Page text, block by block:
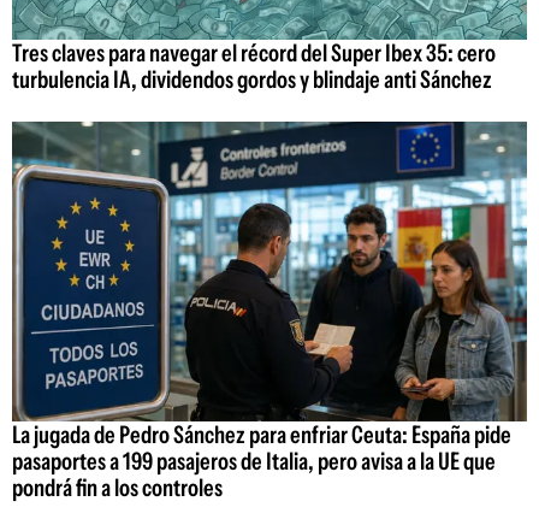
Tres claves para navegar el récord del Super Ibex 35: cero
turbulencia IA, dividendos gordos y blindaje anti Sánchez
La jugada de Pedro Sánchez para enfriar Ceuta: España pide
pasaportes a 199 pasajeros de Italia, pero avisa a la UE que
pondrá fin a los controles